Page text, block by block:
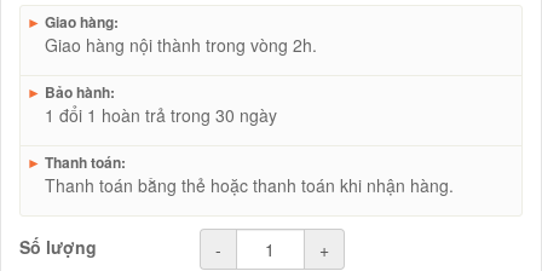
► Giao hàng:
Giao hàng nội thành trong vòng 2h.
► Bảo hành:
1 đổi 1 hoàn trả trong 30 ngày
► Thanh toán:
Thanh toán bằng thẻ hoặc thanh toán khi nhận hàng.
Số lượng - +